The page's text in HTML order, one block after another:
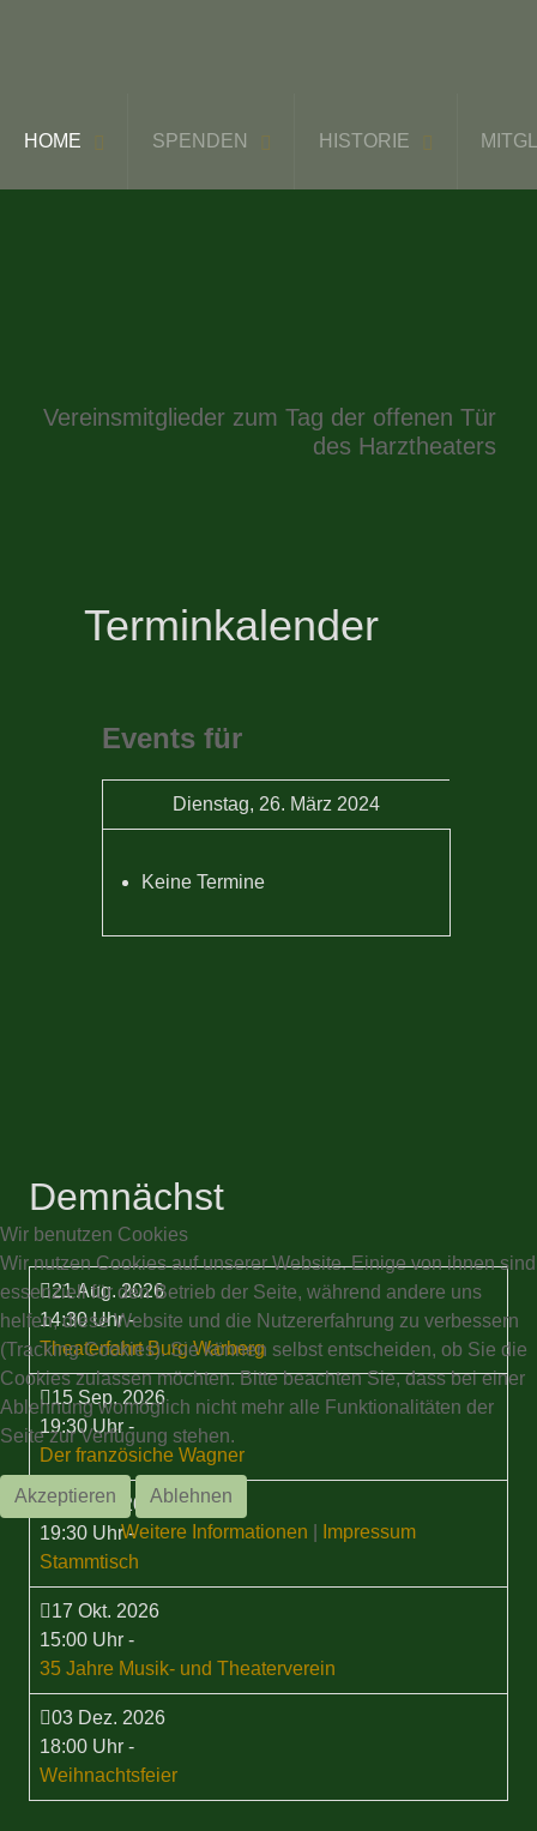
HOME SPENDEN HISTORIE
Vereinsmitglieder zum Tag der offenen Tür
des Harztheaters
Terminkalender
Events für
Dienstag, 26. März 2024
Keine Termine
Demnächst
21 Aug. 2026
14:30 Uhr-
Theaterfahrt Burg Warberg
15 Sep. 2026
19:30 Uhr -
Der französiche Wagner
17 Sep. 2026
19:30 Uhr-
Stammtisch
17 Okt. 2026
15:00 Uhr -
35 Jahre Musik- und Theaterverein
03 Dez. 2026
18:00 Uhr -
Weihnachtsfeier
Wir benutzen Cookies
Wir nutzen Cookies auf unserer Website. Einige von ihnen sind
essenziell für den Betrieb der Seite, während andere uns
helfen, diese Website und die Nutzererfahrung zu verbessern
(Tracking Cookies). Sie können selbst entscheiden, ob Sie die
Cookies zulassen möchten. Bitte beachten Sie, dass bei einer
Ablehnung womöglich nicht mehr alle Funktionalitäten der
Seite zur Verfügung stehen.
Akzeptieren
Ablehnen
Weitere Informationen
Impressum